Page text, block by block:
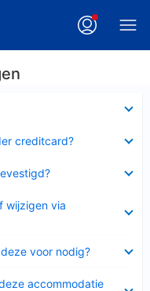
creditcard?
wijzigen via
voor nodig?
accommodatie